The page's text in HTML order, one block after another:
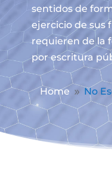
sentidos de
ejercicio de sus
requieren de la
por escritura
Home 9 No